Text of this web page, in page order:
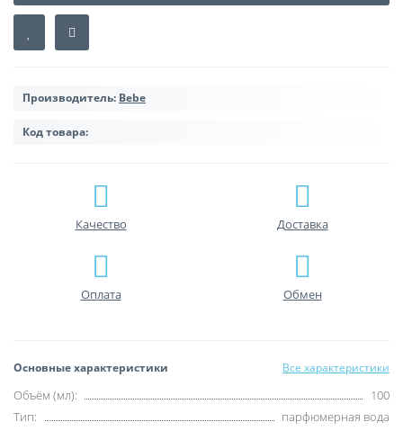
Производитель: Bebe
Код товара:
Качество Доставка
Оплата Обмен
Основные характеристики Все характеристики
Объём (мл):
100
Тип:
парфюмерная вода